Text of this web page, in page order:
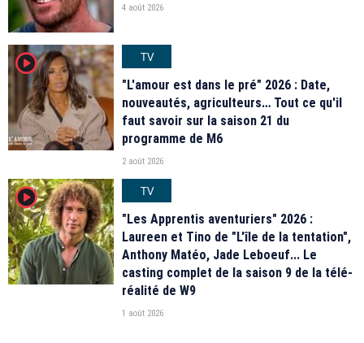
4 août 2026
player2
TV
"L'amour est dans le pré" 2026 : Date,
nouveautés, agriculteurs… Tout ce qu'il
faut savoir sur la saison 21 du
programme de M6
2 août 2026
player2
TV
"Les Apprentis aventuriers" 2026 :
Laureen et Tino de "L'île de la tentation",
Anthony Matéo, Jade Leboeuf... Le
casting complet de la saison 9 de la télé-
réalité de W9
1 août 2026